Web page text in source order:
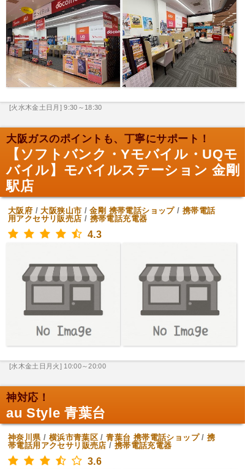
[火水木金土日月] 9:30～18:30
大阪ガスのポイントも、丁寧にサポート！
【ソフトバンク・Yモバイル・UQモ
バイル】モバイルステーション 金剛
駅店
大阪府 /大阪狭山市 /金剛 携帯電話ショップ/ 携帯電話
用アクセサリ販売店 / 携帯電話充電器
4.3
[水木金土日月火] 10:00～20:00
神対応！
au Style 青葉台
神奈川県/ 横浜市青葉区 /青葉台 携帯電話ショップ/携
帯電話用アクセサリ販売店 / 携帯電話充電器
3.6